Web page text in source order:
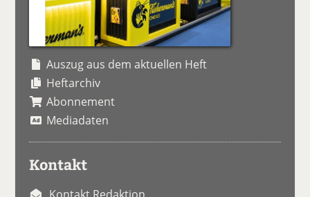
Auszug aus dem aktuellen Heft
Heftarchiv
Abonnement
Mediadaten
Kontakt